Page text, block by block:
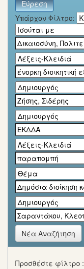
Υπάρχον Φίλτρο:
Νέα Αναζήτηση
Προσθέστε φίλτρο :